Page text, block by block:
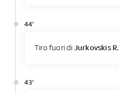
44'
Tiro fuori di Jurkovskis R.
43'